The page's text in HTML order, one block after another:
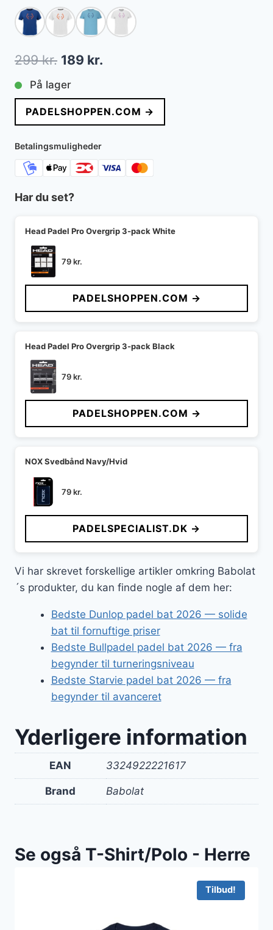
299kr. Den
oprindelige
pris
var:
299 kr..
189 kr.
pris
er:
På lager
PADELSHOPPEN.COM →
Betalingsmuligheder
Har du set?
Head Padel Pro Overgrip 3-pack White
79kr.
PADELSHOPPEN.COM →
Head Padel Pro Overgrip 3-pack Black
79kr.
PADELSHOPPEN.COM →
NOX Svedbånd Navy/Hvid
79kr.
PADELSPECIALIST.DK →
Vi har skrevet forskellige artikler omkring Babolat
´s produkter, du kan finde nogle af dem her:
Bedste Dunlop padel bat 2026 — solide
bat til fornuftige priser
Bedste Bullpadel padel bat 2026 — fra
begynder til turneringsniveau
Bedste Starvie padel bat 2026 — fra
begynder til avanceret
Yderligere information
EAN 3324922221617
Brand Babolat
Se også T-Shirt/Polo - Herre
Tilbud!